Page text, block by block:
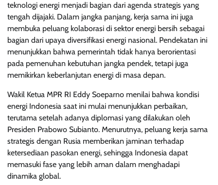
teknologi energi menjadi bagian dari agenda strategis yang
tengah dijajaki. Dalam jangka panjang, kerja sama ini juga
membuka peluang kolaborasi di sektor energi bersih sebagai
bagian dari upaya diversifikasi energi nasional. Pendekatan ini
menunjukkan bahwa pemerintah tidak hanya berorientasi
pada pemenuhan kebutuhan jangka pendek, tetapi juga
memikirkan keberlanjutan energi di masa depan.
Wakil Ketua MPR RI Eddy Soeparno menilai bahwa kondisi
energi Indonesia saat ini mulai menunjukkan perbaikan,
terutama setelah adanya diplomasi yang dilakukan oleh
Presiden Prabowo Subianto. Menurutnya, peluang kerja sama
strategis dengan Rusia memberikan jaminan terhadap
ketersediaan pasokan energi, sehingga Indonesia dapat
memasuki fase yang lebih aman dalam menghadapi
dinamika global.